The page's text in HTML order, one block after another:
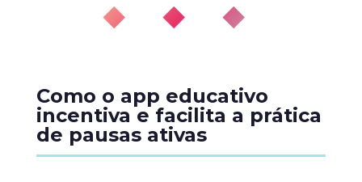
◆ ◆ ◆
Como o app educativo
incentiva e facilita a prática
de pausas ativas